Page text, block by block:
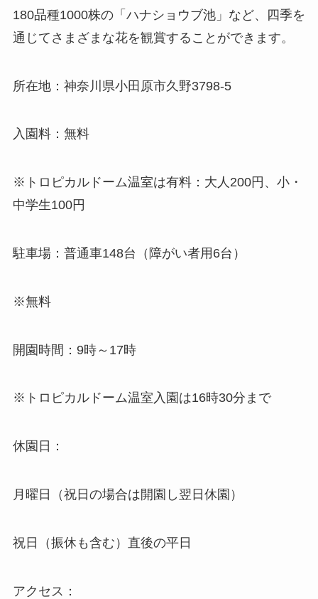
180品種1000株の「ハナショウブ池」など、四季を
通じてさまざまな花を観賞することができます。
所在地：神奈川県小田原市久野3798-5
入園料：無料
※トロピカルドーム温室は有料：大人200円、小・
中学生100円
駐車場：普通車148台（障がい者用6台）
※無料
開園時間：9時～17時
※トロピカルドーム温室入園は16時30分まで
休園日：
月曜日（祝日の場合は開園し翌日休園）
祝日（振休も含む）直後の平日
アクセス：